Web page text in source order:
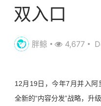
双入口
胖鲸 4,677
12月19日，今年7月并入
全新的“内容分发”战略，升